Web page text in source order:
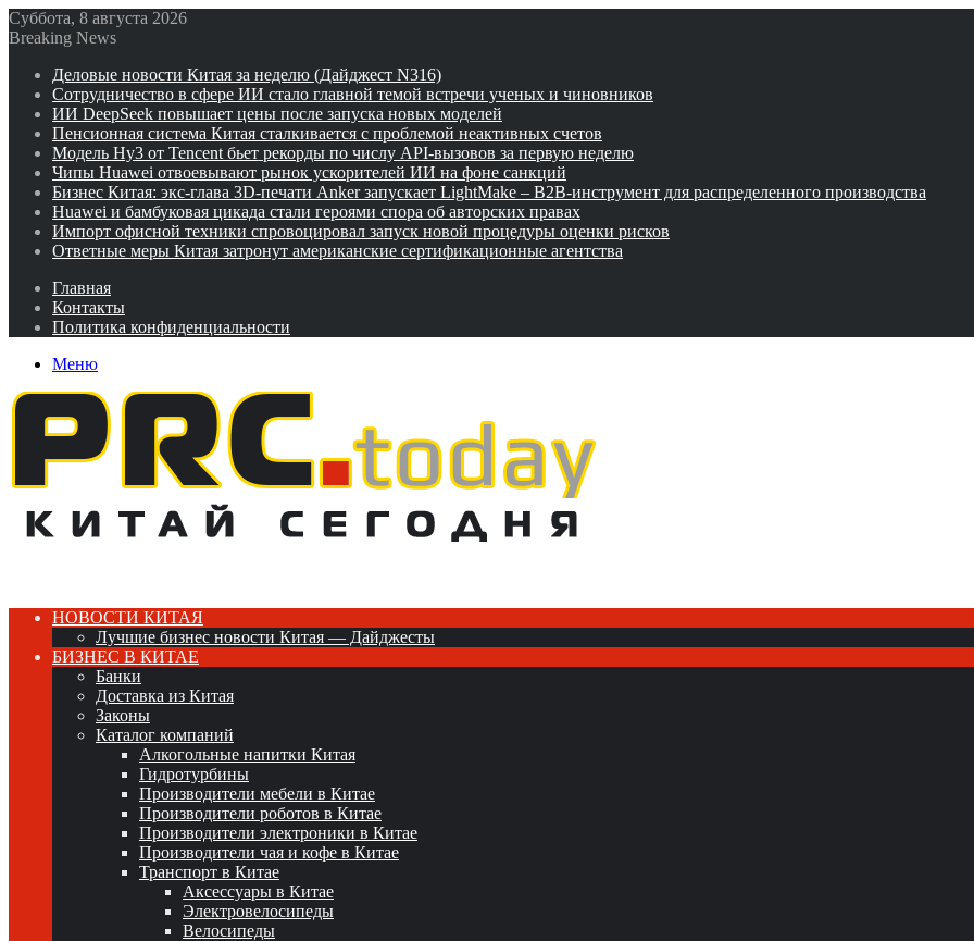
Суббота, 8 августа 2026
Breaking News
Деловые новости Китая за неделю (Дайджест N316)
Сотрудничество в сфере ИИ стало главной темой встречи ученых и чиновников
ИИ DeepSeek повышает цены после запуска новых моделей
Пенсионная система Китая сталкивается с проблемой неактивных счетов
Модель Hy3 от Tencent бьет рекорды по числу API-вызовов за первую неделю
Чипы Huawei отвоевывают рынок ускорителей ИИ на фоне санкций
Бизнес Китая: экс-глава 3D-печати Anker запускает LightMake – B2B-инструмент для распределенного производства
Huawei и бамбуковая цикада стали героями спора об авторских правах
Импорт офисной техники спровоцировал запуск новой процедуры оценки рисков
Ответные меры Китая затронут американские сертификационные агентства
Главная
Контакты
Политика конфиденциальности
Меню
НОВОСТИ КИТАЯ
Лучшие бизнес новости Китая — Дайджесты
БИЗНЕС В КИТАЕ
Банки
Доставка из Китая
Законы
Каталог компаний
Алкогольные напитки Китая
Гидротурбины
Производители мебели в Китае
Производители роботов в Китае
Производители электроники в Китае
Производители чая и кофе в Китае
Транспорт в Китае
Аксессуары в Китае
Электровелосипеды
Велосипеды